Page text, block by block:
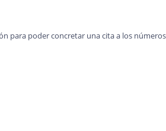
para poder concretar una cita a los